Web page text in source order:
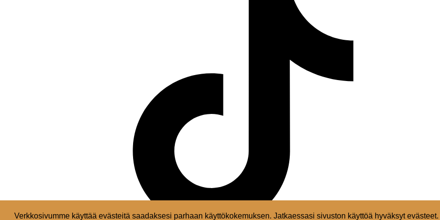
Verkkosivumme käyttää evästeitä saadaksesi parhaan käyttökokemuksen. Jatkaessasi sivuston käyttöä hyväksyt evästeet.